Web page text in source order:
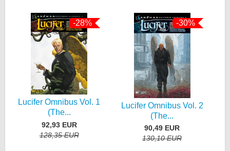
-28%
Lucifer Omnibus Vol. 1
(The...
92,93 EUR
128,35 EUR
-30%
Lucifer Omnibus Vol. 2
(The...
90,49 EUR
130,10 EUR